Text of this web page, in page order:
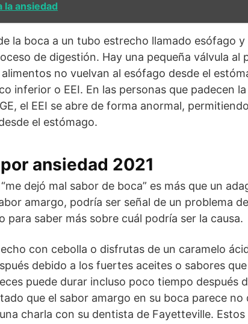
la ansiedad
la boca a un tubo estrecho llamado esófago
de digestión. Hay una pequeña válvula al
no vuelvan al esófago desde el
inferior o EEI. En las personas que padecen
el EEI se abre de forma anormal,
el estómago.
ansiedad 2021
dejó mal sabor de boca” es más que un
amargo, podría ser señal de un problema
para saber más sobre cuál podría ser la causa.
con cebolla o disfrutas de un caramelo
debido a los fuertes aceites o sabores
puede durar incluso poco tiempo después
que el sabor amargo en su boca parece no
charla con su dentista de Fayetteville.